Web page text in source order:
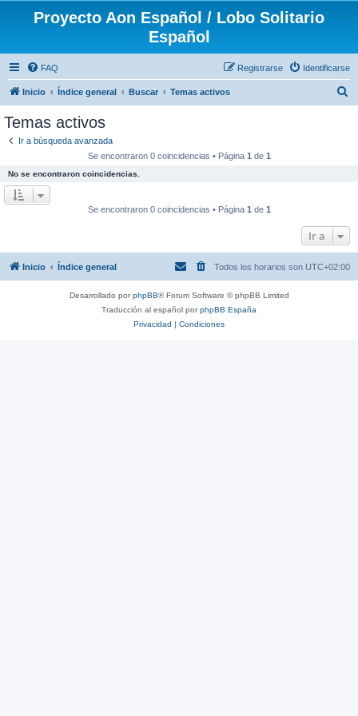
Proyecto Aon Español / Lobo Solitario
Español
FAQ Identificarse
Registrarse
Inicio Índice general Buscar Temas activos
Temas activos
Ir a búsqueda avanzada
Se encontraron 0 coincidencias • Página 1 de 1
No se encontraron coincidencias.
Se encontraron 0 coincidencias • Página 1 de 1
Ir a
Inicio Índice general Todos los horarios son UTC+02:00
Desarrollado porphpBB® Forum Software © phpBB Limited
Traducción al español porphpBB España
Privacidad | Condiciones